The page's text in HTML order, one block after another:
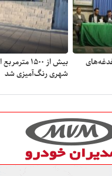
گوش مسئولان شنوای دغدغه‎‌های
بیش از ۱۵۰۰
شهری رنگ‌آمیزی شد